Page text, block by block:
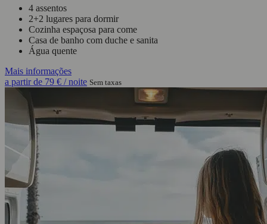
4 assentos
2+2 lugares para dormir
Cozinha espaçosa para come
Casa de banho com duche e sanita
Água quente
Mais informações
a partir de 79 € / noite Sem taxas